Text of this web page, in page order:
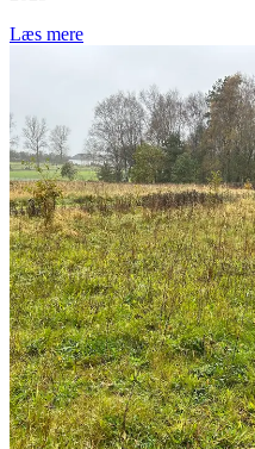
Læs mere